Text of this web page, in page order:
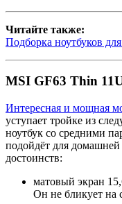
Читайте также:
Подборка ноутбуков
MSI GF63 Thin
Интересная и мощная
уступает тройке из
ноутбук со средними
подойдёт для
достоинств:
матовый экран
Он не бликует на